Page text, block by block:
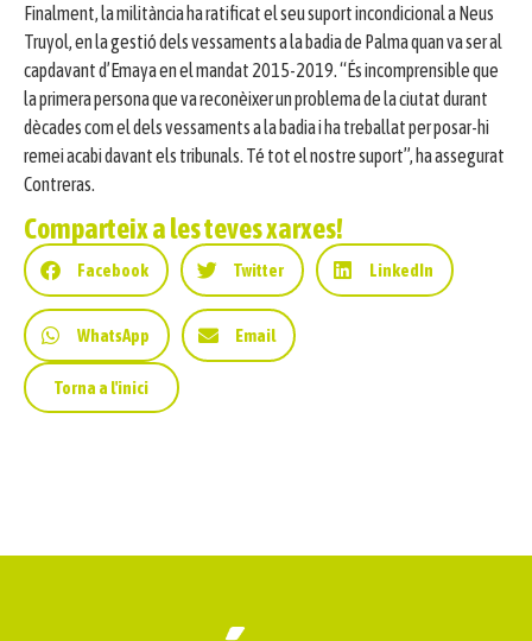
Finalment, la militància ha ratificat el seu suport incondicional a Neus
Truyol, en la gestió dels vessaments a la badia de Palma quan va ser al
capdavant d’Emaya en el mandat 2015-2019. “És incomprensible que
la primera persona que va reconèixer un problema de la ciutat durant
dècades com el dels vessaments a la badia i ha treballat per posar-hi
remei acabi davant els tribunals. Té tot el nostre suport”, ha assegurat
Contreras.
Comparteix a les teves xarxes!
Facebook Twitter LinkedIn
WhatsApp Email
Torna a l'inici